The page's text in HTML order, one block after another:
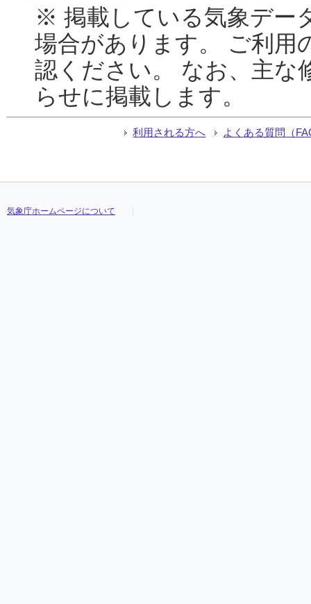
※ 掲載している気象デー
場合があります。 ご利用
認ください。 なお、主な
らせに掲載します。
利用される方へ よくある質問（
気象庁ホームページについて